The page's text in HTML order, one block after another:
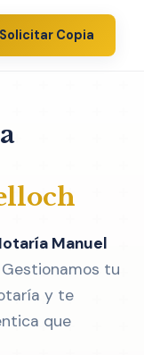
Solicitar Copia
Manuel
tu
y te
que